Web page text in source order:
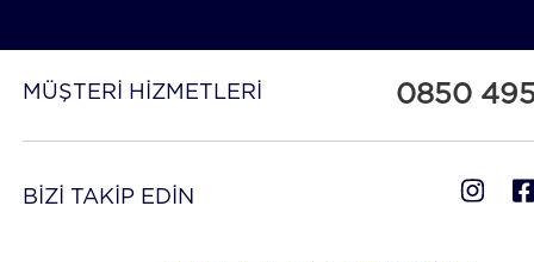
MÜŞTERİ HİZMETLERİ 0850
BİZİ TAKİP EDİN